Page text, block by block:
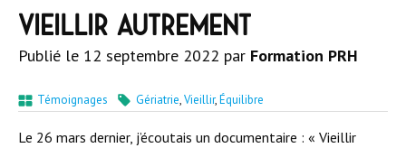
Vieillir autrement
Publié le 12 septembre 2022 par Formation PRH
Témoignages Gériatrie,Vieillir,Équilibre
Le 26 mars dernier, j’écoutais un documentaire : « Vieillir